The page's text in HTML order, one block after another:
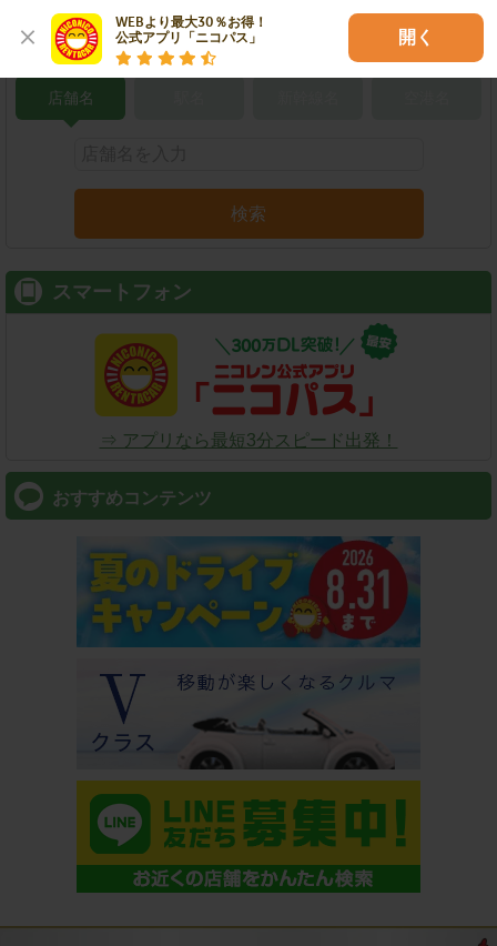
WEBより最大30％お得！
公式アプリ「ニコパス」
開く
こだわり条件で検索
店舗名
検索
スマートフォン
⇒ アプリなら最短3分スピード出発！
おすすめコンテンツ